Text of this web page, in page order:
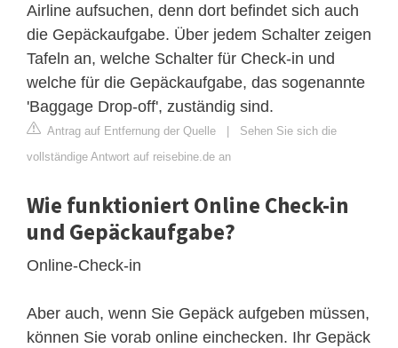
Airline aufsuchen, denn dort befindet sich auch
die Gepäckaufgabe. Über jedem Schalter zeigen
Tafeln an, welche Schalter für Check-in und
welche für die Gepäckaufgabe, das sogenannte
'Baggage Drop-off', zuständig sind.
Antrag auf Entfernung der Quelle
Sehen Sie sich die
vollständige Antwort auf reisebine.de an
Wie funktioniert Online Check-in
und Gepäckaufgabe?
Online-Check-in
Aber auch, wenn Sie Gepäck aufgeben müssen,
können Sie vorab online einchecken. Ihr Gepäck